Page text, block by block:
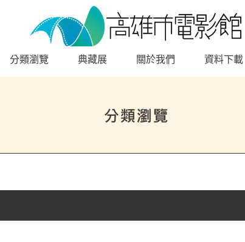
高雄市電影館
分類瀏覽
典藏展 關於我們 資料下載